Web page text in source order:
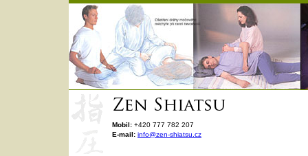
Mobil: +420 777 782 207
E-mail: info@zen-shiatsu.cz